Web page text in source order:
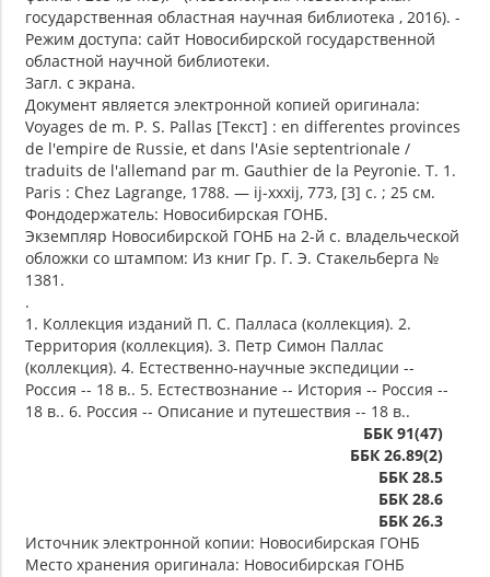
государственная областная научная библиотека , 2016). -
Режим доступа: сайт Новосибирской государственной
областной научной библиотеки.
Загл. с экрана.
Документ является электронной копией оригинала:
Voyages de m. P. S. Pallas [Текст] : en differentes provinces
de l'empire de Russie, et dans l'Asie septentrionale /
traduits de l'allemand par m. Gauthier de la Peyronie. Т. 1.
Paris : Chez Lagrange, 1788. — ij-xxxij, 773, [3] с. ; 25 см.
Фондодержатель: Новосибирская ГОНБ.
Экземпляр Новосибирской ГОНБ на 2-й с. владельческой
обложки со штампом: Из книг Гр. Г. Э. Стакельберга №
1381.
.
1. Коллекция изданий П. С. Палласа (коллекция). 2.
Территория (коллекция). 3. Петр Симон Паллас
(коллекция). 4. Естественно-научные экспедиции --
Россия -- 18 в.. 5. Естествознание -- История -- Россия --
18 в.. 6. Россия -- Описание и путешествия -- 18 в..
ББК 91(47)
ББК 26.89(2)
ББК 28.5
ББК 28.6
ББК 26.3
Источник электронной копии: Новосибирская ГОНБ
Место хранения оригинала: Новосибирская ГОНБ